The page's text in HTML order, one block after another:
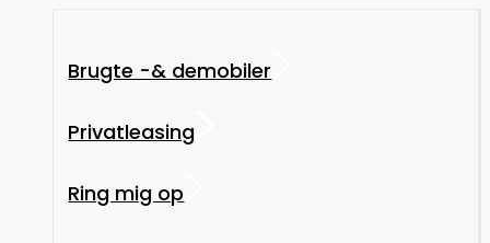
Brugte -& demobiler
Privatleasing
Ring mig op